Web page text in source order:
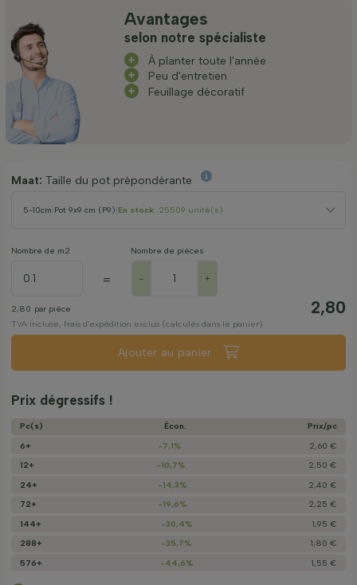
Avantages
selon notre spécialiste
À planter toute l'année
Peu d'entretien
Feuillage décoratif
Maat: Taille du pot prépondérante
5-10cm Pot 9x9 cm (P9) En stock: 25509 unité(s)
Nombre de m2
=
Nombre de pièces
- +
2,80 par pièce 2,80
TVA incluse, frais d’expédition exclus (calculés dans le panier)
Ajouter au panier
Prix dégressifs !
Pc(s) Écon.
Prix/­pc
6+
-7,1%
2,60 €
12+
-10,7%
2,50 €
24+
-14,3%
2,40 €
72+
-19,6%
2,25 €
144+
-30,4%
1,95 €
288+
-35,7%
1,80 €
576+
-44,6% 1,55 €